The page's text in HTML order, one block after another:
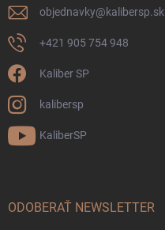
objednavky@kalibersp.sk
+421 905 754 948
Kaliber SP
kalibersp
KaliberSP
ODOBERAŤ NEWSLETTER